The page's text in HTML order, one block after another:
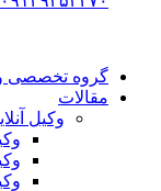
گروه تخصصی وکیل
مقالات
وکیل آنلاین
وکیل
وکیل
وکیل